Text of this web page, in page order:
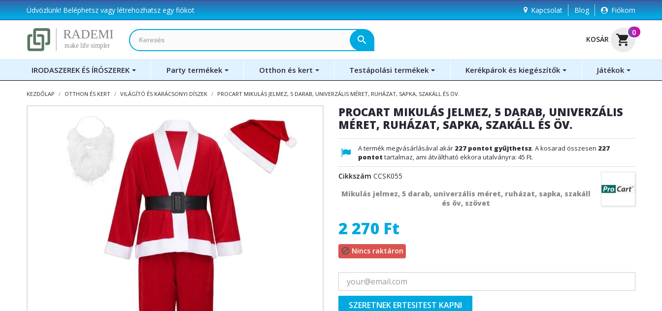
Üdvözlünk!Beléphetszvagylétrehozhatsz egy fiókot Kapcsolat Blog Fiókom
search KOSÁR shopping_cart
0 )
IRODASZEREK ÉS ÍRÓSZEREK Party termékek Otthon és kert Testápolási termékek Kerékpárok és kiegészítők Játékok
KEZDŐLAP OTTHON ÉS KERT VILÁGÍTÓ ÉS KARÁCSONYI DÍSZEK PROCART MIKULÁS JELMEZ, 5 DARAB, UNIVERZÁLIS MÉRET, RUHÁZAT, SAPKA, SZAKÁLL ÉS ÖV.
PROCART MIKULÁS JELMEZ, 5 DARAB, UNIVERZÁLIS
MÉRET, RUHÁZAT, SAPKA, SZAKÁLL ÉS ÖV.
A termék megvásárlásával akár 227pontot gyűjthetsz. A kosarad összesen 227
pontot tartalmaz, ami átváltható ekkora utalványra: 45 Ft.
Cikkszám CCSK055
Mikulás jelmez, 5 darab, univerzális méret, ruházat, sapka, szakáll
és öv, szövet
2 270 Ft
 Nincs raktáron
SZERETNEK ERTESITEST KAPNI